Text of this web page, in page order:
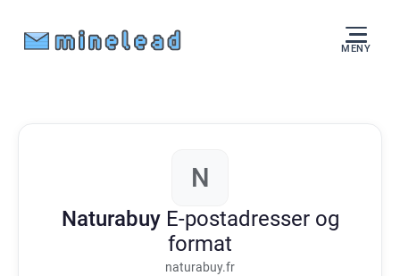
MENY
N
Naturabuy E-postadresser og
format
naturabuy.fr